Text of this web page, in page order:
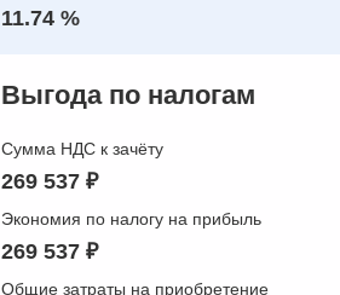
11.74 %
Выгода по налогам
Сумма НДС к зачёту
269 537 ₽
Экономия по налогу на прибыль
269 537 ₽
Общие затраты на приобретение